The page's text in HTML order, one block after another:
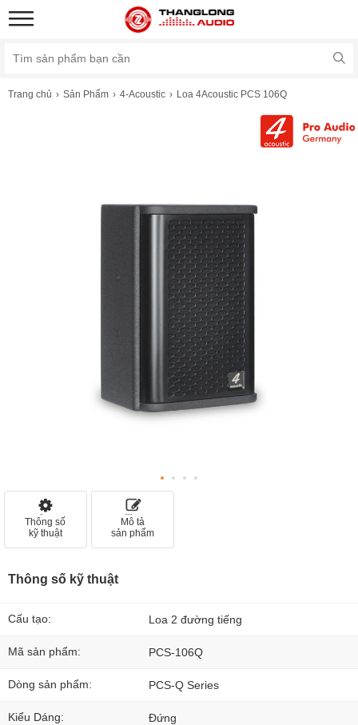
Trang chủ Sản Phẩm 4-Acoustic Loa 4Acoustic PCS 106Q
Thông số
kỹ thuật
Mô tả
sản phẩm
Thông số kỹ thuật
Cấu tạo: Loa 2 đường tiếng
Mã sản phẩm: PCS-106Q
Dòng sản phẩm: PCS-Q Series
Kiểu Dáng: Đứng